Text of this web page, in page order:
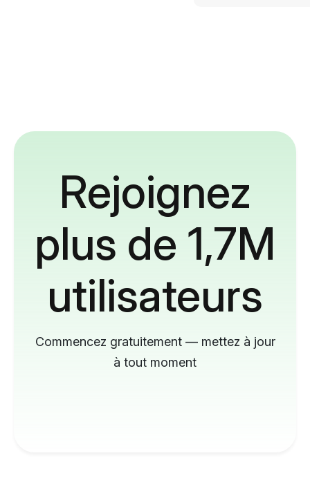
Rejoignez
plus de 1,7M
utilisateurs
Commencez gratuitement — mettez à jour
à tout moment